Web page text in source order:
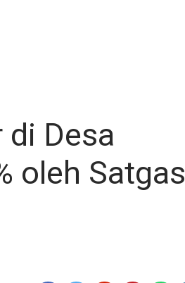
di Desa
oleh Satgas